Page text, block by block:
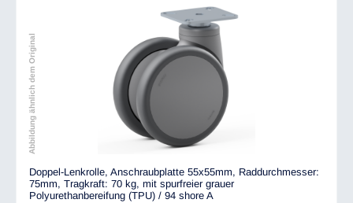
Abbildung ähnlich dem Original
Doppel-Lenkrolle, Anschraubplatte 55x55mm, Raddurchmesser:
75mm, Tragkraft: 70 kg, mit spurfreier grauer
Polyurethanbereifung (TPU) / 94 shore A